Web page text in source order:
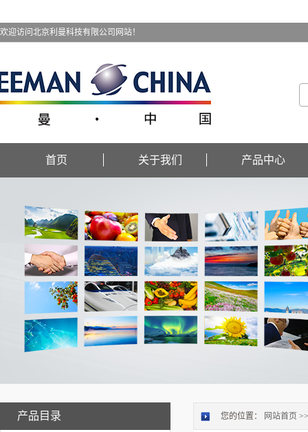
欢迎访问北京利曼科技有限公司网站！
首页 关于我们 产品中心
产品目录 您的位置： 网站首页